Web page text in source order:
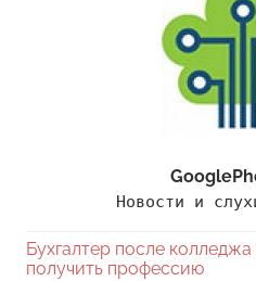
Новости и
Бухгалтер после
получить профессию